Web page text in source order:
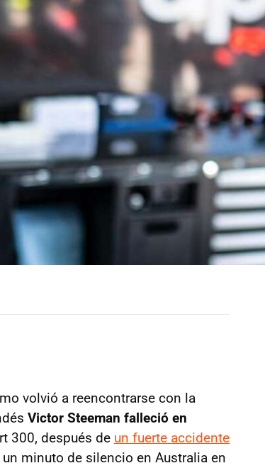
volvió a reencontrarse con la
Victor Steeman falleció en
300, después de un fuerte accidente
minuto de silencio en Australia en